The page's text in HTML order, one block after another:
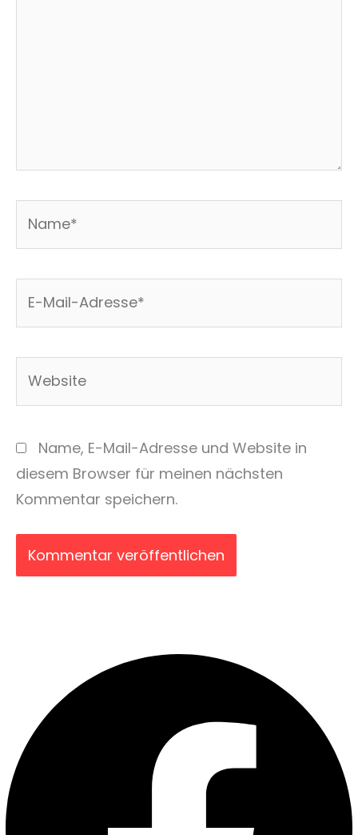
Name, E-Mail-Adresse und Website in
diesem Browser für meinen nächsten
Kommentar speichern.